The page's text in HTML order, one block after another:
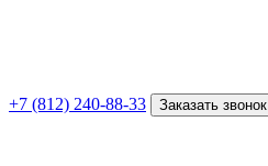
+7 (812) 240-88-33 Заказать звонок